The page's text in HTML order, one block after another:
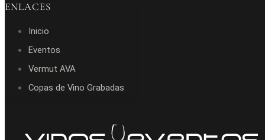
ENLACES
Inicio
Eventos
Vermut AVA
Copas de Vino Grabadas